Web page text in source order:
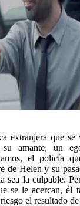
extranjera que se
amante, un
el policía
de Helen y su
sea la culpable.
se le acercan, él
el resultado